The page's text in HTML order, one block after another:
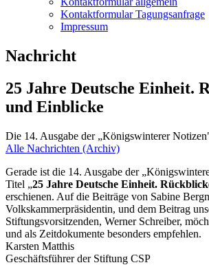
Kontaktformular Tagungsanfrage
Impressum
Nachricht
25 Jahre Deutsche Einheit.
und Einblicke
Die 14. Ausgabe der „Königswinterer
Alle Nachrichten (Archiv)
Gerade ist die 14. Ausgabe der
Titel „25 Jahre Deutsche Einheit.
erschienen. Auf die Beiträge von Sabine
Volkskammerpräsidentin, und dem Beitrag
Stiftungsvorsitzenden, Werner Schreiber,
und als Zeitdokumente besonders empfehlen.
Karsten Matthis
Geschäftsführer der Stiftung CSP